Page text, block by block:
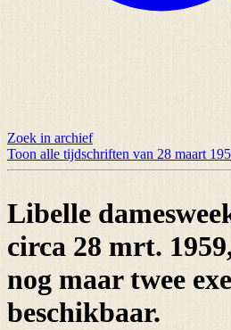
Zoek in archief
Toon alle tijdschriften van 28 maart
Libelle
circa 28 mrt.
nog maartwee
beschikbaar.